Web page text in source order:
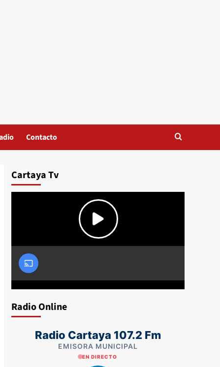
Contacto
Cartaya Tv
Radio Online
Radio Cartaya 107.2 Fm
EMISORA MUNICIPAL
EN DIRECTO